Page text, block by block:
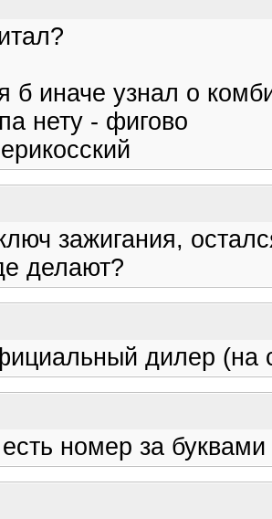
б иначе узнал о
нету - фигово
зажигания,
делают?
дилер (на
номер за